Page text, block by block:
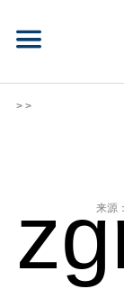
> >
来源